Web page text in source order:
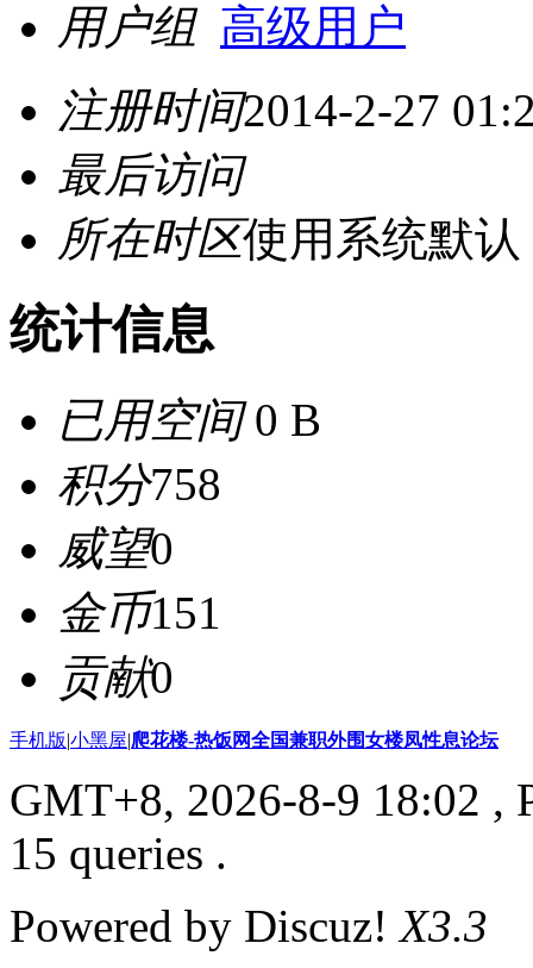
用户组 高级用户
注册时间2014-2-27
最后访问
所在时区使用系统默认
统计信息
已用空间0 B
积分758
威望0
金币151
贡献0
手机版|小黑屋|爬花楼-热饭网全国兼职外围女楼凤性息论坛
GMT+8, 2026-8-9 18:02 ,
15 queries .
Powered by Discuz!X3.3